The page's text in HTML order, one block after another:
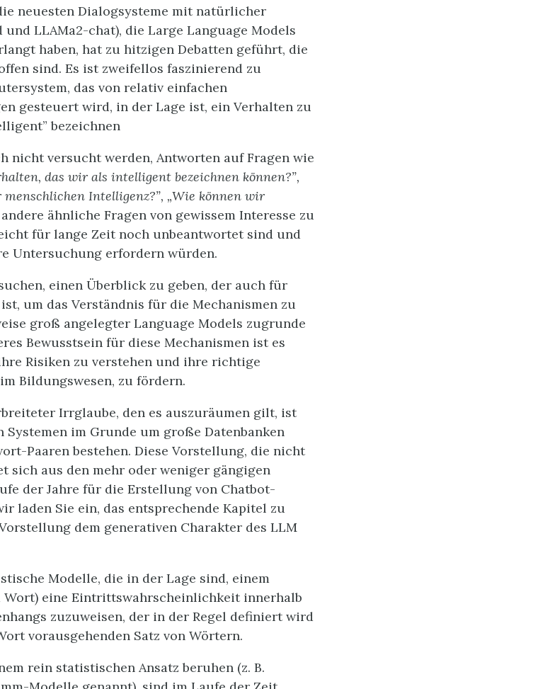
neuesten Dialogsysteme mit natürlicher
und LLAMa2-chat), die Large Language Models
haben, hat zu hitzigen Debatten geführt, die
sind. Es ist zweifellos faszinierend zu
das von relativ einfachen
gesteuert wird, in der Lage ist, ein Verhalten zu
bezeichnen
nicht versucht werden, Antworten auf Fragen wie
das wir als intelligent bezeichnen können?”,
Intelligenz?”, „Wie können wir
ähnliche Fragen von gewissem Interesse zu
für lange Zeit noch unbeantwortet sind und
Untersuchung erfordern würden.
einen Überblick zu geben, der auch für
um das Verständnis für die Mechanismen zu
groß angelegter Language Models zugrunde
Bewusstsein für diese Mechanismen ist es
Risiken zu verstehen und ihre richtige
Bildungswesen, zu fördern.
Irrglaube, den es auszuräumen gilt, ist
Systemen im Grunde um große Datenbanken
Paaren bestehen. Diese Vorstellung, die nicht
sich aus den mehr oder weniger gängigen
der Jahre für die Erstellung von Chatbot-
laden Sie ein, das entsprechende Kapitel zu
dem generativen Charakter des LLM
Modelle, die in der Lage sind, einem
Wort) eine Eintrittswahrscheinlichkeit innerhalb
zuzuweisen, der in der Regel definiert wird
vorausgehenden Satz von Wörtern.
rein statistischen Ansatz beruhen (z. B.